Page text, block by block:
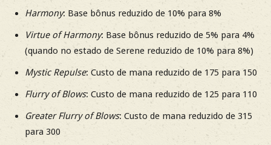
Harmony: Base bônus reduzido de 10% para 8%
Virtue of Harmony: Base bônus reduzido de 5% para 4%
(quando no estado de Serene reduzido de 10% para 8%)
Mystic Repulse: Custo de mana reduzido de 175 para 150
Flurry of Blows: Custo de mana reduzido de 125 para 110
Greater Flurry of Blows: Custo de mana reduzido de 315
para 300